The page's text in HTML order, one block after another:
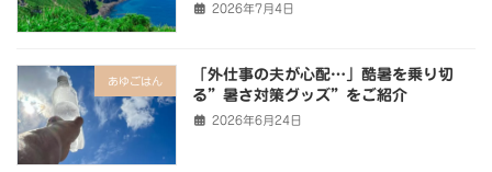
2026年7月4日
あゆごはん
「外仕事の夫が心配…」酷暑を乗り切
る”暑さ対策グッズ”をご紹介
2026年6月24日